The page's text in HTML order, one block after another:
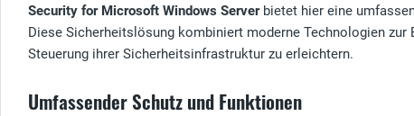
Security for Microsoft Windows Serverbietet hier eine
Diese Sicherheitslösung kombiniert moderne Technologien
Steuerung ihrer Sicherheitsinfrastruktur zu erleichtern.
Umfassender Schutz und Funktionen